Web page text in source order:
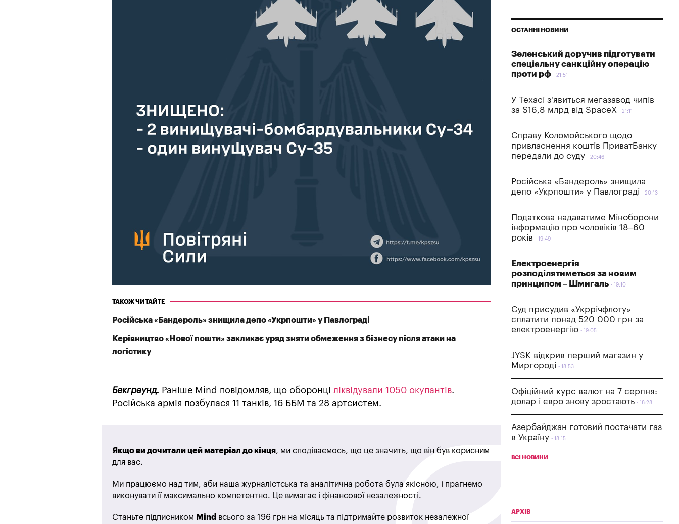
ТАКОЖ ЧИТАЙТЕ
Російська «Бандероль» знищила депо «Укрпошти» у Павлограді
Керівництво «Нової пошти» закликає уряд зняти обмеження з бізнесу після атаки на
логістику
Бекграунд. Раніше Mind повідомляв, що оборонці ліквідували 1050 окупантів.
Російська армія позбулася 11 танків, 16 ББМ та 28 артсистем.
Якщо ви дочитали цей матеріал до кінця, ми сподіваємось, що це значить, що він був корисним
для вас.
Ми працюємо над тим, аби наша журналістська та аналітична робота була якісною, і прагнемо
виконувати її максимально компетентно. Це вимагає і фінансової незалежності.
Станьте підписником Mind всього за 196 грн на місяць та підтримайте розвиток незалежної
ОСТАННІ НОВИНИ
Зеленський доручив підготувати
спеціальну санкційну операцію
проти рф
21:51
У Техасі з'явиться мегазавод чипів
за $16,8 млрд від SpaceX
21:11
Справу Коломойського щодо
привласнення коштів ПриватБанку
передали до суду
20:46
Російська «Бандероль» знищила
депо «Укрпошти» у Павлограді
20:13
Податкова надаватиме Міноборони
інформацію про чоловіків 18–60
років
19:49
Електроенергія
розподілятиметься за новим
принципом – Шмигаль
19:10
Суд присудив «Укррічфлоту»
сплатити понад 520 000 грн за
електроенергію
19:05
JYSK відкрив перший магазин у
Миргороді
18:53
Офіційний курс валют на 7 серпня:
долар і євро знову зростають
18:28
Азербайджан готовий постачати газ
в Україну
18:15
ВСІ НОВИНИ
АРХІВ